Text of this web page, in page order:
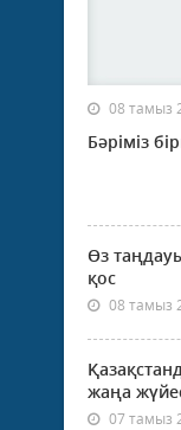
08 тамыз
Бәріміз
Өз
қос
08 тамыз
жаңа
07 тамыз